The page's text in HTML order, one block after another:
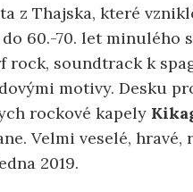
z Thajska, které
60.-70. let minulého
rock, soundtrack k
motivy. Desku
rockové kapely
Velmi veselé,
2019.